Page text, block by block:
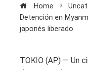
Home
Detención en
japonés liberado
TOKIO (AP) — Un